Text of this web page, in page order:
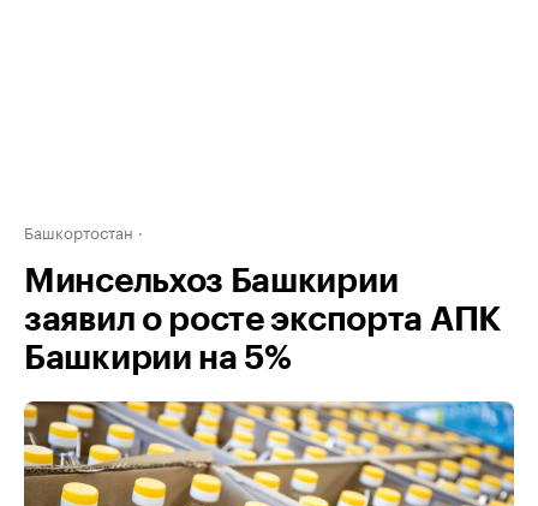
Башкортостан
Минсельхоз Башкирии
заявил о росте экспорта АПК
Башкирии на 5%